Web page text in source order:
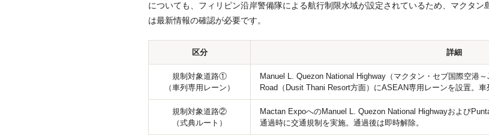
についても、フィリピン沿岸警備隊による航行制限水域が設定されているため、マクタ
は最新情報の確認が必要です。
区分 詳細
規制対象道路①
（車列専用レーン）
Manuel L. Quezon National Highway（マクタン・セブ国際空港
Road（Dusit Thani Resort方面）にASEAN専用レーンを設置。車
規制対象道路②
（式典ルート）
Mactan ExpoへのManuel L. Quezon National Highwayおよび
通過時に交通規制を実施。通過後は即時解除。